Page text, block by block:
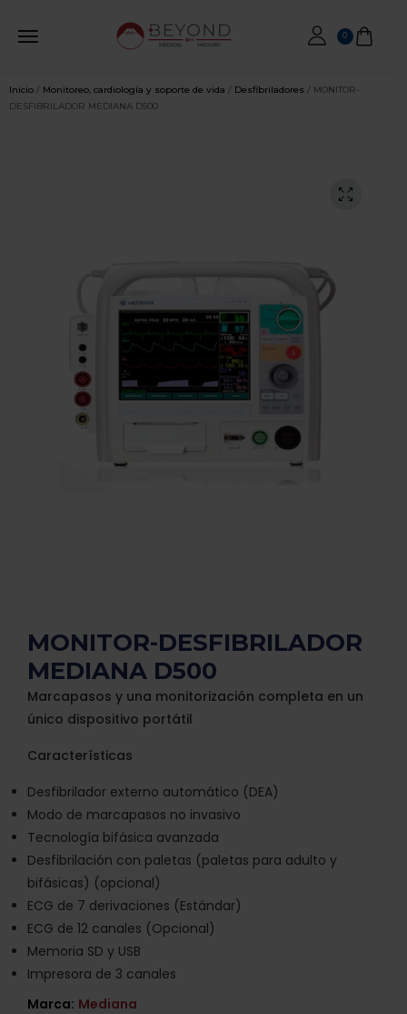
0
Inicio / Monitoreo, cardiología y soporte de vida / Desfibriladores / MONITOR-
DESFIBRILADOR MEDIANA D500
MONITOR-DESFIBRILADOR
MEDIANA D500
Marcapasos y una monitorización completa en un
único dispositivo portátil
Características
Desfibrilador externo automático (DEA)
Modo de marcapasos no invasivo
Tecnología bifásica avanzada
Desfibrilación con paletas (paletas para adulto y
bifásicas) (opcional)
ECG de 7 derivaciones (Estándar)
ECG de 12 canales (Opcional)
Memoria SD y USB
Impresora de 3 canales
Marca: Mediana